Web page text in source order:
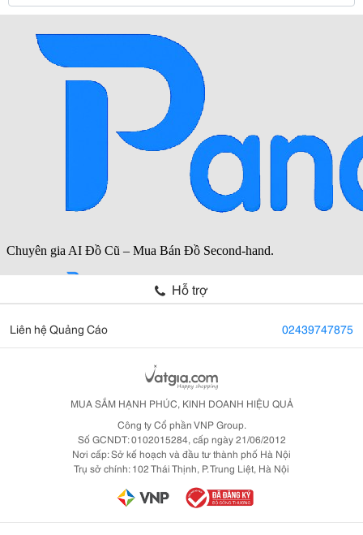
Hỗ trợ
Liên hệ Quảng Cáo 02439747875
MUA SẮM HẠNH PHÚC, KINH DOANH HIỆU QUẢ
Công ty Cổ phần VNP Group.
Số GCNDT: 0102015284, cấp ngày 21/06/2012
Nơi cấp: Sở kế hoạch và đầu tư thành phố Hà Nội
Trụ sở chính: 102 Thái Thịnh, P. Trung Liệt, Hà Nội